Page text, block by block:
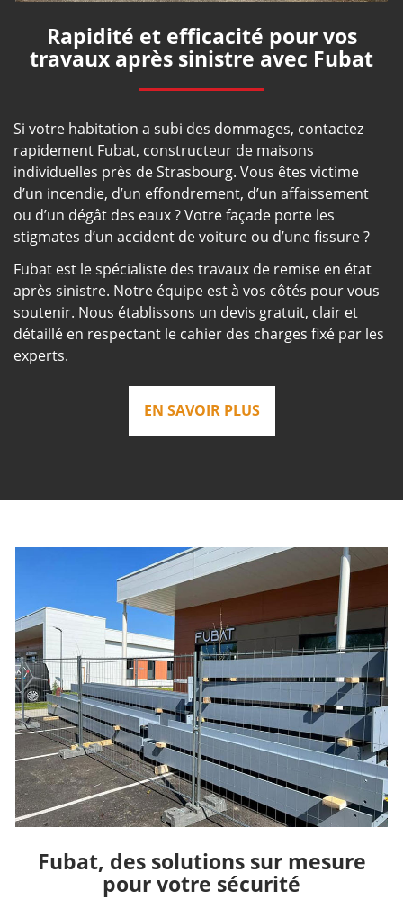
Rapidité et efficacité pour vos
travaux après sinistre avec Fubat
Si votre habitation a subi des dommages, contactez
rapidement Fubat, constructeur de maisons
individuelles près de Strasbourg. Vous êtes victime
d’un incendie, d’un effondrement, d’un affaissement
ou d’un dégât des eaux ? Votre façade porte les
stigmates d’un accident de voiture ou d’une fissure ?
Fubat est le spécialiste des travaux de remise en état
après sinistre. Notre équipe est à vos côtés pour vous
soutenir. Nous établissons un devis gratuit, clair et
détaillé en respectant le cahier des charges fixé par les
experts.
EN SAVOIR PLUS
Fubat, des solutions sur mesure
pour votre sécurité